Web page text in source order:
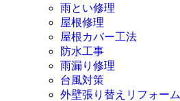
雨とい修理
屋根修理
屋根カバー工法
防水工事
雨漏り修理
台風対策
外壁張り替えリフォーム